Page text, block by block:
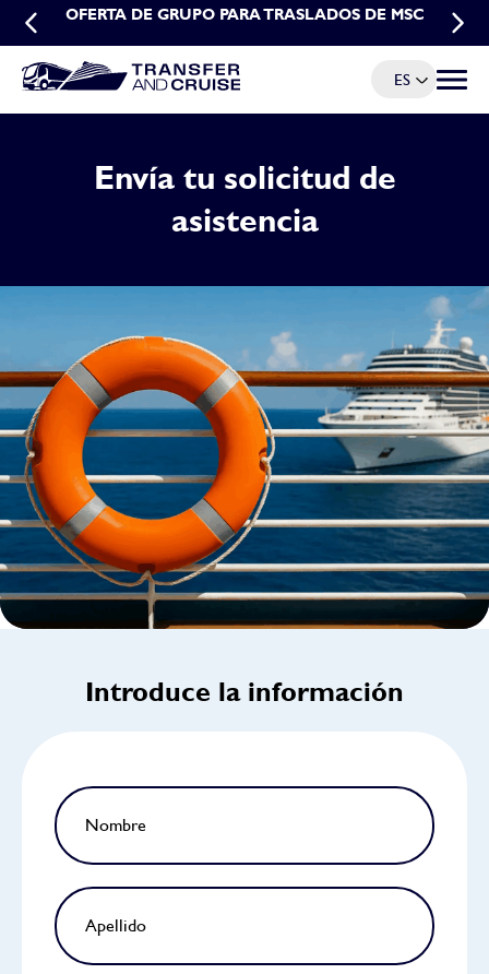
OFERTA DE GRUPO PARA TRASLADOS DE MSC
OFERTA POR RESERVAS ANTICIPADAS: TRASLADOS
ES Menú
Envía tu solicitud de
asistencia
Introduce la información